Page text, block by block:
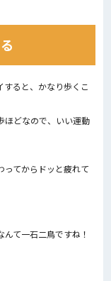
ると、かなり歩くこ
ほどなので、いい運動
ってからドッと疲れて
て一石二鳥ですね！